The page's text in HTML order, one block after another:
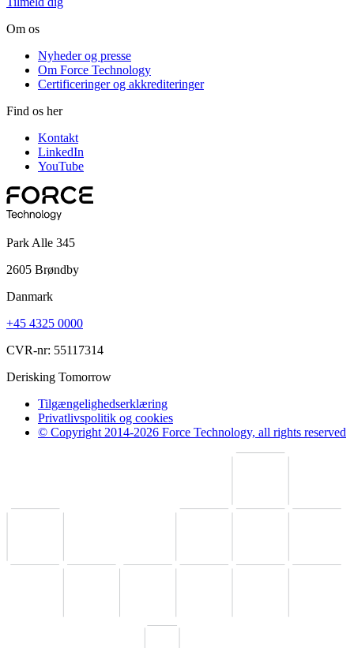
Om os
Nyheder og presse
Om Force Technology
Certificeringer og akkrediteringer
Find os her
Kontakt
LinkedIn
YouTube
Park Alle 345
2605 Brøndby
Danmark
+45 4325 0000
CVR-nr: 55117314
Derisking Tomorrow
Tilgængelighedserklæring
Privatlivspolitik og cookies
© Copyright 2014-2026 Force Technology, all rights reserved